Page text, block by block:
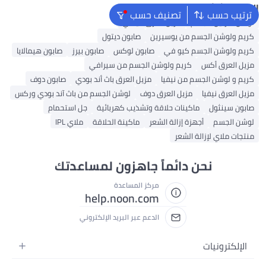
ترتيب حسب تصنيف حسب البحث الشائع
لوشن فازلين للجسم
مزيل العرق فيشي
كريم ولوشن الجسم من يوسيرين
صابون ديتول
كريم ولوشن الجسم كيو في
صابون لوكس صابون بيرز
صابون هيمالايا
مزيل العرق أكس
كريم ولوشن الجسم من سيرافي
كريم و لوشن الجسم من نيفيا
مزيل العرق باث أند بودي
صابون دوف
مزيل العرق نيفيا
مزيل العرق دوف
لوشن الجسم من باث آند بودي وركس
صابون سينثول
ماكينات حلاقة وتشذيب كهربائية
جل استحمام
لوشن الجسم
أجهزة إزالة الشعر ماكينة الحلاقة
ملاي IPL
منتجات ملاي لإزالة الشعر
نحن دائماً جاهزون لمساعدتك
مركز المساعدة
help.noon.com
الدعم عبر البريد الإلكتروني
الإلكترونيات